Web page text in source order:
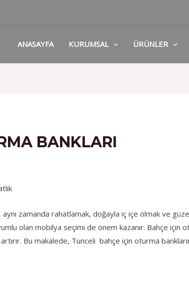
ANASAYFA KURUMSAL ÜRÜNLER
BANKLARI
zamanda rahatlamak, doğayla iç içe olmak ve
olan mobilya seçimi de önem kazanır. Bahçe için
Bu makalede, Tunceli bahçe için oturma